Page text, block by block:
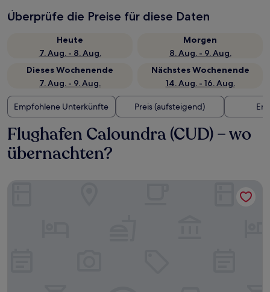
Überprüfe die Preise für diese Daten
Heute
7. Aug. - 8. Aug.
Morgen
8. Aug. - 9. Aug.
Dieses Wochenende
7. Aug. - 9. Aug.
Nächstes Wochenende
14. Aug. - 16. Aug.
Empfohlene Unterkünfte Preis (aufsteigend)
Flughafen Caloundra (CUD) – wo
übernachten?